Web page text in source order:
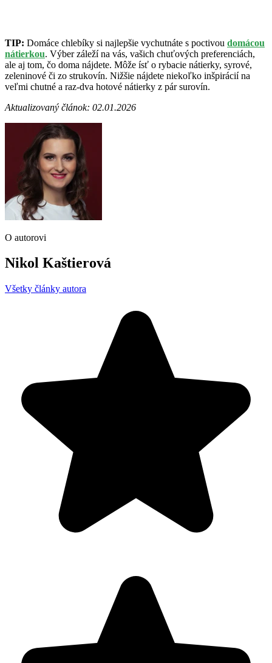
TIP: Domáce chlebíky si najlepšie vychutnáte s poctivou domácou
nátierkou. Výber záleží na vás, vašich chuťových preferenciách,
ale aj tom, čo doma nájdete. Môže ísť o rybacie nátierky, syrové,
zeleninové či zo strukovín. Nižšie nájdete niekoľko inšpirácií na
veľmi chutné a raz-dva hotové nátierky z pár surovín.
Aktualizovaný článok: 02.01.2026
O autorovi
Nikol Kaštierová
Všetky články autora